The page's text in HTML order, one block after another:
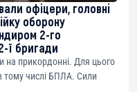
офіцери, головні
оборону
2-го
ї бригади
на прикордонні. Для цього
тому числі БПЛА. Сили